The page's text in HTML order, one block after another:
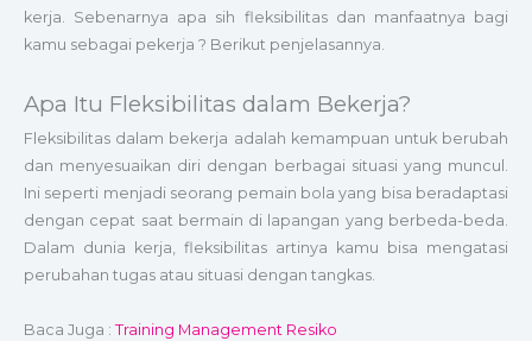
kerja. Sebenarnya apa sih fleksibilitas dan manfaatnya bagi
kamu sebagai pekerja ? Berikut penjelasannya.
Apa Itu Fleksibilitas dalam Bekerja?
Fleksibilitas dalam bekerja adalah kemampuan untuk berubah
dan menyesuaikan diri dengan berbagai situasi yang muncul.
Ini seperti menjadi seorang pemain bola yang bisa beradaptasi
dengan cepat saat bermain di lapangan yang berbeda-beda.
Dalam dunia kerja, fleksibilitas artinya kamu bisa mengatasi
perubahan tugas atau situasi dengan tangkas.
Baca Juga : Training Management Resiko